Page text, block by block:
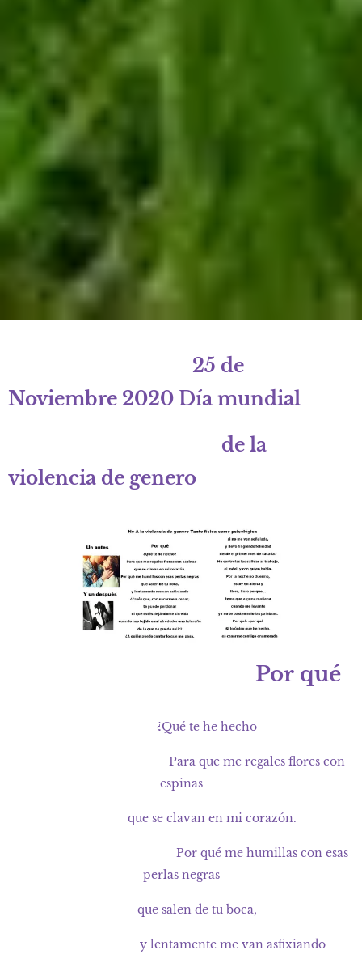
25 de
Noviembre 2020 Día mundial
de la
violencia de genero
Por qué
¿Qué te he hecho
Para que me regales flores con
espinas
que se clavan en mi corazón.
Por qué me humillas con esas
perlas negras
que salen de tu boca,
y lentamente me van asfixiando